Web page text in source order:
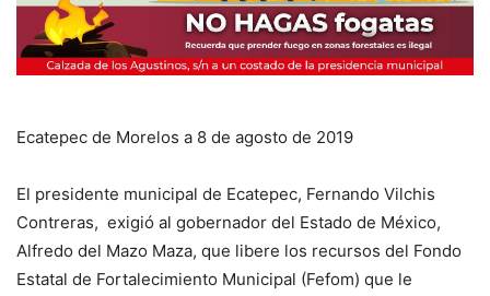
Ecatepec de Morelos a 8 de agosto de 2019
El presidente municipal de Ecatepec, Fernando Vilchis
Contreras, exigió al gobernador del Estado de México,
Alfredo del Mazo Maza, que libere los recursos del Fondo
Estatal de Fortalecimiento Municipal (Fefom) que le